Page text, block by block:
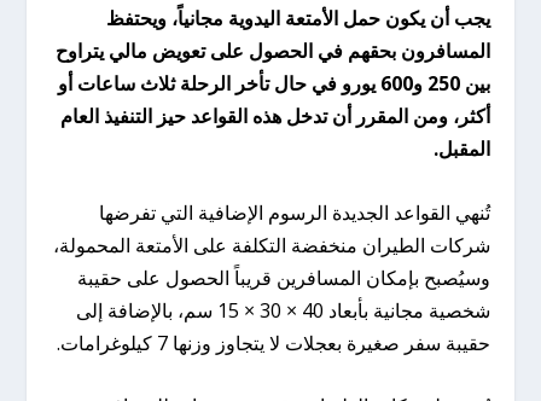
يجب أن يكون حمل الأمتعة اليدوية مجانياً، ويحتفظ
المسافرون بحقهم في الحصول على تعويض مالي يتراوح
بين 250 و600 يورو في حال تأخر الرحلة ثلاث ساعات أو
أكثر، ومن المقرر أن تدخل هذه القواعد حيز التنفيذ العام
المقبل.
تُنهي القواعد الجديدة الرسوم الإضافية التي تفرضها
شركات الطيران منخفضة التكلفة على الأمتعة المحمولة،
وسيُصبح بإمكان المسافرين قريباً الحصول على حقيبة
شخصية مجانية بأبعاد 40 × 30 × 15 سم، بالإضافة إلى
حقيبة سفر صغيرة بعجلات لا يتجاوز وزنها 7 كيلوغرامات.